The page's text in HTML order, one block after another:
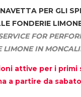
PER GLI
FONDERIE
FOR
LIMONE IN
attive per i primi
a partire da